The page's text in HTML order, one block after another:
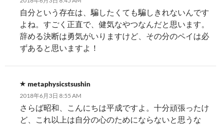
自分という存在は、騙したくても騙しきれないんです
よね。すごく正直で、健気なやつなんだと思います。
辞める決断は勇気がいりますけど、その分のペイは必
ずあると思いますよ！
metaphysicstsushin
2018年6月3日 8:55 AM
さらば昭和、こんにちは平成ですよ。十分頑張ったけ
ど、これ以上は自分の心のためにならないと思うな